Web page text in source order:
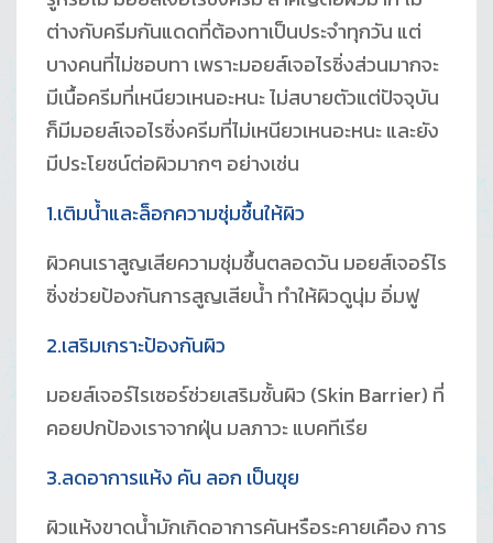
ต่างกับครีมกันแดดที่ต้องทาเป็นประจำทุกวัน แต่
บางคนที่ไม่ชอบทา เพราะมอยส์เจอไรซิ่งส่วนมากจะ
มีเนื้อครีมที่เหนียวเหนอะหนะ ไม่สบายตัวแต่ปัจจุบัน
ก็มีมอยส์เจอไรซิ่งครีมที่ไม่เหนียวเหนอะหนะ และยัง
มีประโยชน์ต่อผิวมากๆ อย่างเช่น
1.เติมน้ำและล็อกความชุ่มชื้นให้ผิว
ผิวคนเราสูญเสียความชุ่มชื้นตลอดวัน มอยส์เจอร์ไร
ซิ่งช่วยป้องกันการสูญเสียน้ำ ทำให้ผิวดูนุ่ม อิ่มฟู
2.เสริมเกราะป้องกันผิว
มอยส์เจอร์ไรเซอร์ช่วยเสริมชั้นผิว (Skin Barrier) ที่
คอยปกป้องเราจากฝุ่น มลภาวะ แบคทีเรีย
3.ลดอาการแห้ง คัน ลอก เป็นขุย
ผิวแห้งขาดน้ำมักเกิดอาการคันหรือระคายเคือง การ